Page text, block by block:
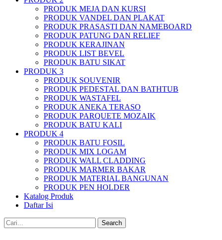
PRODUK MEJA DAN KURSI
PRODUK VANDEL DAN PLAKAT
PRODUK PRASASTI DAN NAMEBOARD
PRODUK PATUNG DAN RELIEF
PRODUK KERAJINAN
PRODUK LIST BEVEL
PRODUK BATU SIKAT
PRODUK 3
PRODUK SOUVENIR
PRODUK PEDESTAL DAN BATHTUB
PRODUK WASTAFEL
PRODUK ANEKA TERASO
PRODUK PARQUETE MOZAIK
PRODUK BATU KALI
PRODUK 4
PRODUK BATU FOSIL
PRODUK MIX LOGAM
PRODUK WALL CLADDING
PRODUK MARMER BAKAR
PRODUK MATERIAL BANGUNAN
PRODUK PEN HOLDER
Katalog Produk
Daftar Isi
Search